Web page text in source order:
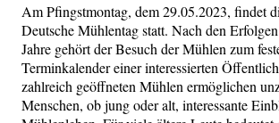
Am Pfingstmontag, dem 29.05.2023, findet
Deutsche Mühlentag statt. Nach den
Jahre gehört der Besuch der Mühlen zum
Terminkalender einer interessierten
zahlreich geöffneten Mühlen ermöglichen
Menschen, ob jung oder alt, interessante